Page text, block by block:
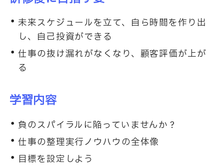
未来スケジュールを立て、自ら時間を作り出
し、自己投資ができる
仕事の抜け漏れがなくなり、顧客評価が上が
る
学習内容
負のスパイラルに陥っていませんか？
仕事の整理実行ノウハウの全体像
目標を設定しよう